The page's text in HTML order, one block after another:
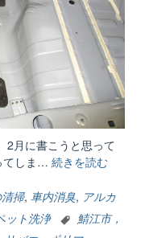
2月に書こうと思って
てしま… 続きを読む
編”
掃, 車内消臭, アルカ
ット洗浄
鯖江市，